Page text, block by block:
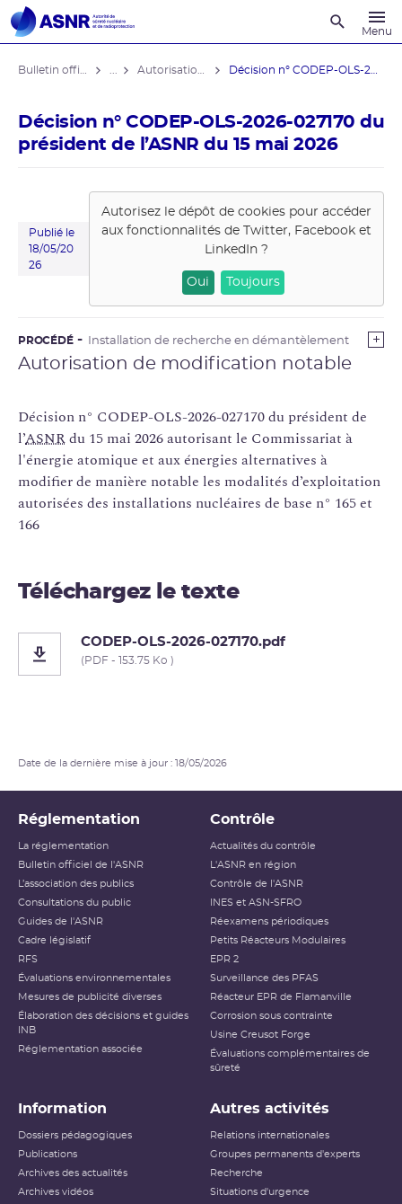
Menu
Décision n° CODEP-OLS-2026-027170 du
président de l’ASNR du 15 mai 2026
Publié le
18/05/20
26
Autorisez le dépôt de cookies pour accéder
aux fonctionnalités de Twitter, Facebook et
LinkedIn?
Oui Toujours
PROCÉDÉ Installation de recherche en démantèlement
Autorisation de modification notable
Décision n° CODEP-OLS-2026-027170 du président de
l’ASNRdu 15 mai 2026 autorisant le Commissariat à
l'énergie atomique et aux énergies alternatives à
modifier de manière notable les modalités d’exploitation
autorisées des installations nucléaires de base n° 165 et
166
Téléchargez le texte
CODEP-OLS-2026-027170.pdf
(PDF - 153.75 Ko )
Date de la dernière mise à jour : 18/05/2026
Réglementation
La réglementation
Bulletin officiel de l'ASNR
L’association des publics
Consultations du public
Guides de l'ASNR
Cadre législatif
RFS
Évaluations environnementales
Mesures de publicité diverses
Élaboration des décisions et guides
INB
Réglementation associée
Contrôle
Actualités du contrôle
L'ASNR en région
Contrôle de l'ASNR
INES et ASN-SFRO
Réexamens périodiques
Petits Réacteurs Modulaires
EPR 2
Surveillance des PFAS
Réacteur EPR de Flamanville
Corrosion sous contrainte
Usine Creusot Forge
Évaluations complémentaires de
sûreté
Information
Dossiers pédagogiques
Publications
Archives des actualités
Archives vidéos
Autres activités
Relations internationales
Groupes permanents d'experts
Recherche
Situations d'urgence